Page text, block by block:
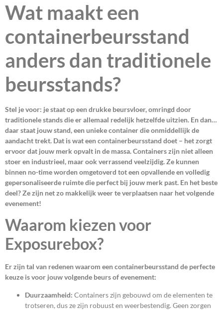
Wat maakt een
containerbeursstand
anders dan traditionele
beursstands?
Stel je voor: je staat op een drukke beursvloer, omringd door
traditionele stands die er allemaal redelijk hetzelfde uitzien. En dan…
daar staat jouw stand, een unieke container die onmiddellijk de
aandacht trekt. Dat is wat een containerbeursstand doet – het zorgt
ervoor dat jouw merk opvalt in de massa. Containers zijn niet alleen
stoer en industrieel, maar ook verrassend veelzijdig. Ze kunnen
binnen no-time worden omgetoverd tot een opvallende en volledig
gepersonaliseerde ruimte die perfect bij jouw merk past. En het beste
deel? Ze zijn net zo makkelijk weer te verplaatsen naar het volgende
evenement!
Waarom kiezen voor
Exposurebox?
Er zijn tal van redenen waarom een containerbeursstand de perfecte
keuze is voor jouw volgende beurs of evenement:
Duurzaamheid: Containers zijn gebouwd om de elementen te
trotseren, dus ze zijn robuust en weerbestendig. Geen zorgen